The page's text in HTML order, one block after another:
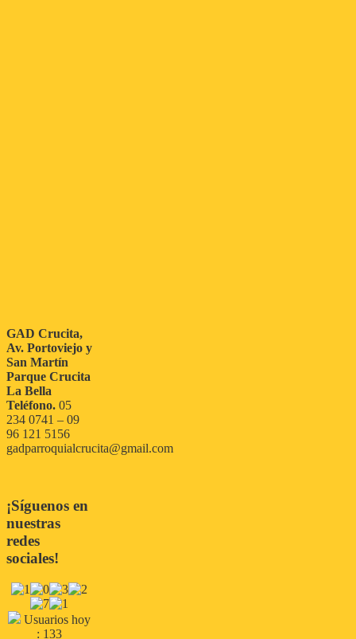
GAD Crucita,
Av. Portoviejo y
San Martín
Parque Crucita
La Bella
Teléfono. 05
234 0741 – 09
96 121 5156
gadparroquialcrucita@gmail.com
¡Síguenos en
nuestras
redes
sociales!
Usuarios hoy
: 133